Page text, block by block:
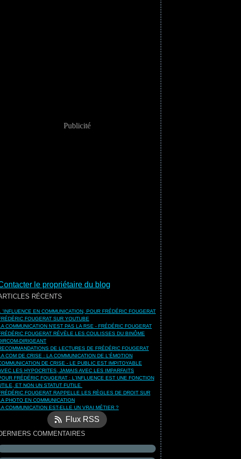
Publicité
le propriétaire du blog
RÉCENTS
'INFLUENCE EN COMMUNICATION, POUR FRÉDÉRIC FOUGERAT
FOUGERAT SUR YOUTUBE
COMMUNICATION N'EST PAS LA RSE - FRÉDÉRIC FOUGERAT
FOUGERAT RÉVÈLE LES COULISSES DU BINÔME
DIRIGEANT
DE LECTURES DE FRÉDÉRIC FOUGERAT
COM DE CRISE : LA COMMUNICATION DE L'ÉMOTION
DE CRISE - LE PUBLIC EST IMPITOYABLE
LES HYPOCRITES, JAMAIS AVEC LES IMPARFAITS
FRÉDÉRIC FOUGERAT : L'INFLUENCE EST UNE FONCTION
ET NON UN STATUT FUTILE
FOUGERAT RAPPELLE LES RÈGLES DE DROIT SUR
PHOTO EN COMMUNICATION
COMMUNICATION EST-ELLE UN VRAI MÉTIER ?
Flux RSS
COMMENTAIRES